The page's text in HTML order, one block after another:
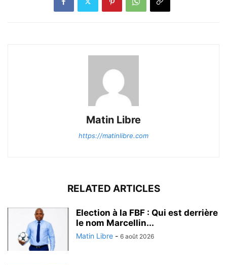
Matin Libre
https://matinlibre.com
RELATED ARTICLES
Election à la FBF : Qui est derrière
le nom Marcellin...
Matin Libre - 6 août 2026